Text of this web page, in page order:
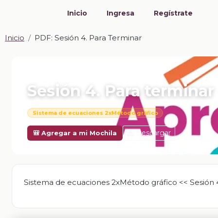
Inicio Ingresa Regístrate
Inicio PDF: Sesión 4. Para Terminar
Sesión 4. Para terminar
Sistema de ecuaciones 2xMétodo gráfico
🎒 Agregar a mi Mochila Descargar
Sistema de ecuaciones 2xMétodo gráfico << Sesión